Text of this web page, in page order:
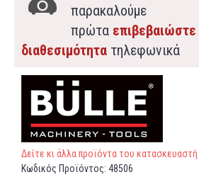
παρακαλούμε
πρώτα επιβεβαιώστε
διαθεσιμότητα τηλεφωνικά
Δείτε κι άλλα προϊόντα του κατασκευαστή
Κωδικός Προϊόντος: 48506